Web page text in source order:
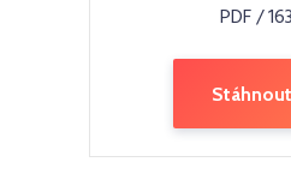
PDF /
Stáhnout